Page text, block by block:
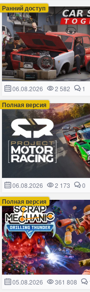
Ранний доступ
06.08.2026 2 582 1
Полная версия
06.08.2026 2 173 0
Полная версия
05.08.2026 361 808